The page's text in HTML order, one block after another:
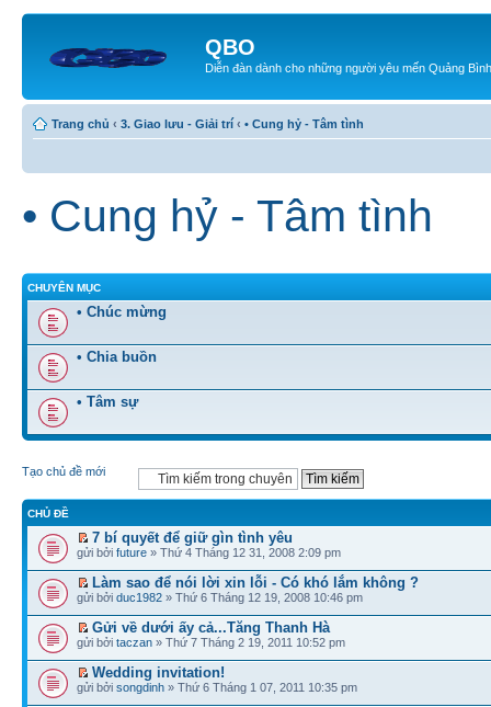
QBO
Diễn đàn dành cho những người yêu mến Quảng Bình
Trang chủ ‹ 3. Giao lưu - Giải trí ‹ • Cung hỷ - Tâm tình
• Cung hỷ - Tâm tình
CHUYÊN MỤC
• Chúc mừng
• Chia buồn
• Tâm sự
Tạo chủ đề mới
CHỦ ĐỀ
7 bí quyết để giữ gìn tình yêu
gửi bởi future » Thứ 4 Tháng 12 31, 2008 2:09 pm
Làm sao để nói lời xin lỗi - Có khó lắm không ?
gửi bởi duc1982 » Thứ 6 Tháng 12 19, 2008 10:46 pm
Gửi về dưới ấy cả...Tăng Thanh Hà
gửi bởi taczan » Thứ 7 Tháng 2 19, 2011 10:52 pm
Wedding invitation!
gửi bởi songdinh » Thứ 6 Tháng 1 07, 2011 10:35 pm